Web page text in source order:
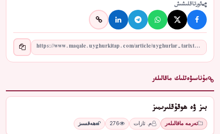
ئورتاقلىشىش
مۇناسىۋەتلىك ماقالىلەر
بىز ۋە ھوقۇقلىرىمىز
تەرمە ماقالىلەر م. ئازات 276 ھەقسىز